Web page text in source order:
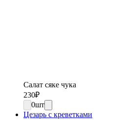
Салат сяке чука
230₽
0шт
Цезарь с креветками